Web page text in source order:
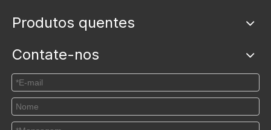
Produtos quentes
Contate-nos